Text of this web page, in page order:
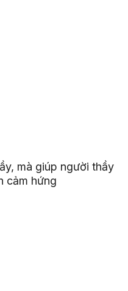
mà giúp người thầy
cảm hứng